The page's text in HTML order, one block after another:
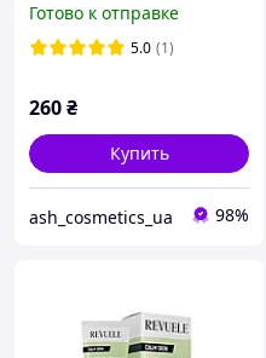
витамином Е
Готово к отправке
5.0 (1)
260₴
Купить
ash_cosmetics_ua 98%